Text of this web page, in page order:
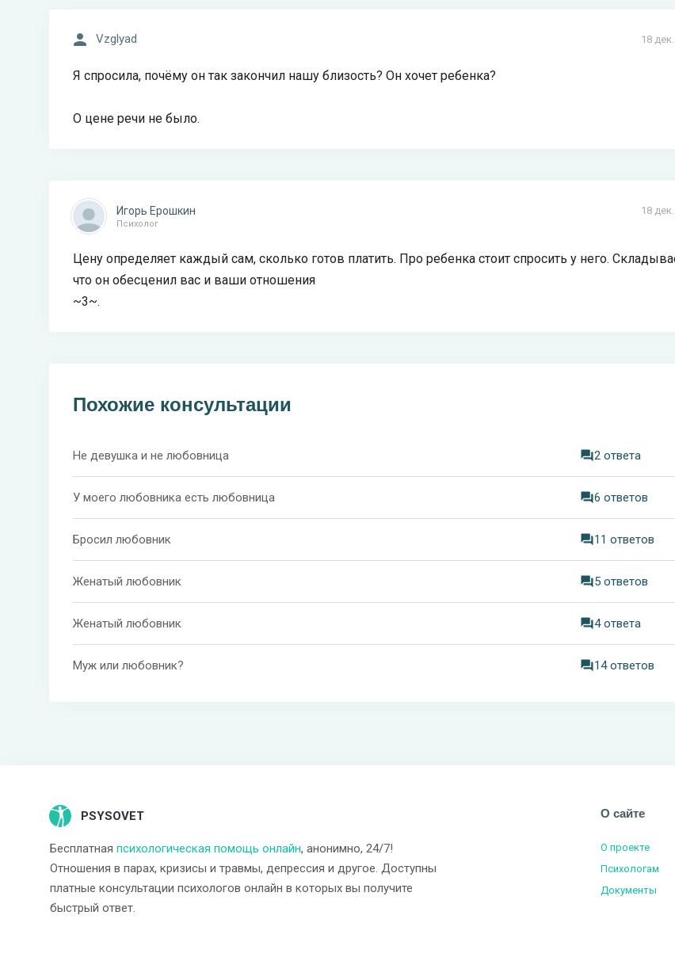
18
Vzglyad
Я спросила, почёму он так закончил нашу близость? Он хочет ребенка?
О цене речи не было.
18
Игорь Ерошкин
Психолог
Цену определяет каждый сам, сколько готов платить. Про ребенка стоит спросить у него.
что он обесценил вас и ваши отношения
~3~.
Похожие консультации
Не девушка и не любовница 2 ответа
У моего любовника есть любовница 6 ответов
Бросил любовник 11 ответов
Женатый любовник 5 ответов
Женатый любовник 4 ответа
Муж или любовник? 14 ответов
PSYSOVET
Бесплатная психологическая помощь онлайн, анонимно, 24/7!
Отношения в парах, кризисы и травмы, депрессия и другое. Доступны
платные консультации психологов онлайн в которых вы получите
быстрый ответ.
О сайте
О проекте
Психологам
Документы